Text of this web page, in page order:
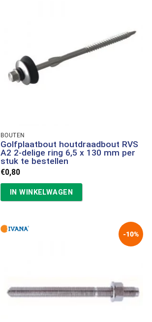
BOUTEN
Golfplaatbout houtdraadbout RVS
A2 2-delige ring 6,5 x 130 mm per
stuk te bestellen
€0,80
IN WINKELWAGEN
-10%